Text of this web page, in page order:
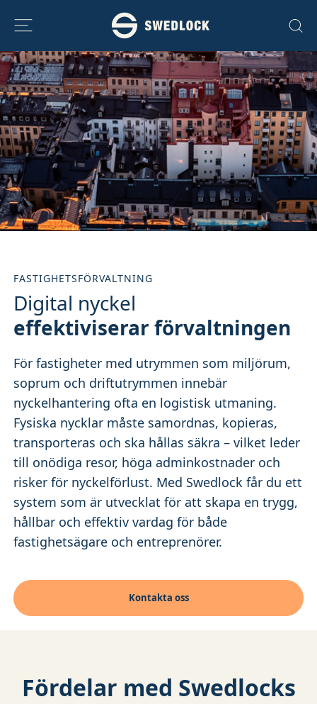
FASTIGHETSFÖRVALTNING
Digital nyckel
effektiviserar förvaltningen
För fastigheter med utrymmen som miljörum,
soprum och driftutrymmen innebär
nyckelhantering ofta en logistisk utmaning.
Fysiska nycklar måste samordnas, kopieras,
transporteras och ska hållas säkra – vilket leder
till onödiga resor, höga adminkostnader och
risker för nyckelförlust. Med Swedlock får du ett
system som är utvecklat för att skapa en trygg,
hållbar och effektiv vardag för både
fastighetsägare och entreprenörer.
Kontakta oss
Fördelar med Swedlocks